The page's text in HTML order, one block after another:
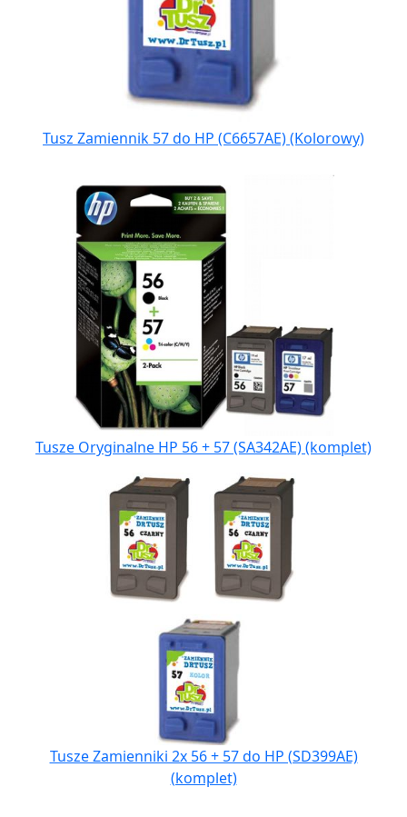
Tusz Zamiennik 57 do HP (C6657AE) (Kolorowy)
Tusze Oryginalne HP 56 + 57 (SA342AE) (komplet)
Tusze Zamienniki 2x 56 + 57 do HP (SD399AE)
(komplet)